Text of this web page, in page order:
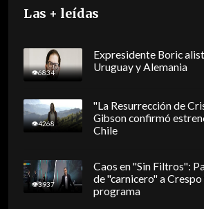
Las + leídas
6834
Expresidente Boric
Uruguay y Alemania
4268
"La Resurrección de
Gibson confirmó
Chile
3937
Caos en "Sin Filtros":
de "carnicero" a
programa